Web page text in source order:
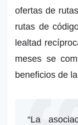
ofertas de
rutas de
lealtad
meses se
beneficios de
“La